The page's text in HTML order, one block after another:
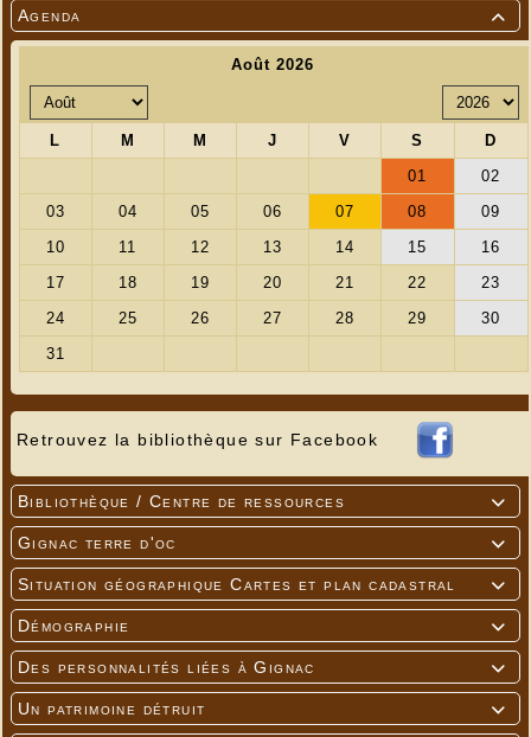

Agenda
Retrouvez la bibliothèque sur Facebook

Bibliothèque / Centre de ressources

Gignac terre d'oc

Situation géographique Cartes et plan cadastral

Démographie

Des personnalités liées à Gignac

Un patrimoine détruit